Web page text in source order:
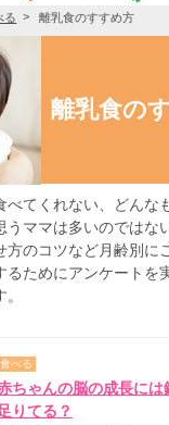
る 離乳食のすすめ方
離乳食の
べてくれない、どんな
うママは多いのではな
方のコツなど月齢別に
るためにアンケートを
食べる
ちゃんの脳の成長には
りてる？